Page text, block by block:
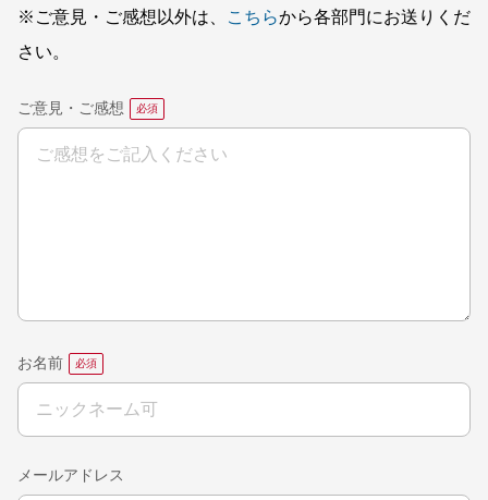
※ご意見・ご感想以外は、
こちらから各部門にお送りくだ
さい。
ご意見・ご感想
お名前
メールアドレス